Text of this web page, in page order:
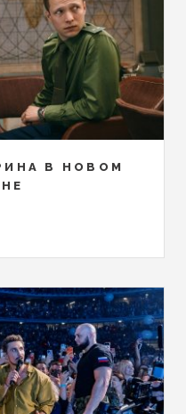
В НОВОМ